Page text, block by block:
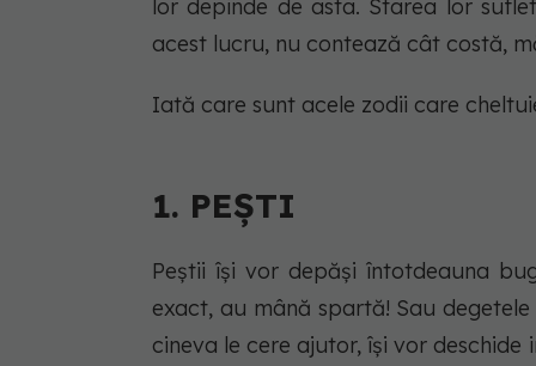
lor depinde de asta. Starea lor
acest lucru, nu contează cât costă,
Iată care sunt acele zodii care
1. PEȘTI
Peștii își vor depăși întotdeauna
exact, au mână spartă! Sau
cineva le cere ajutor, își vor